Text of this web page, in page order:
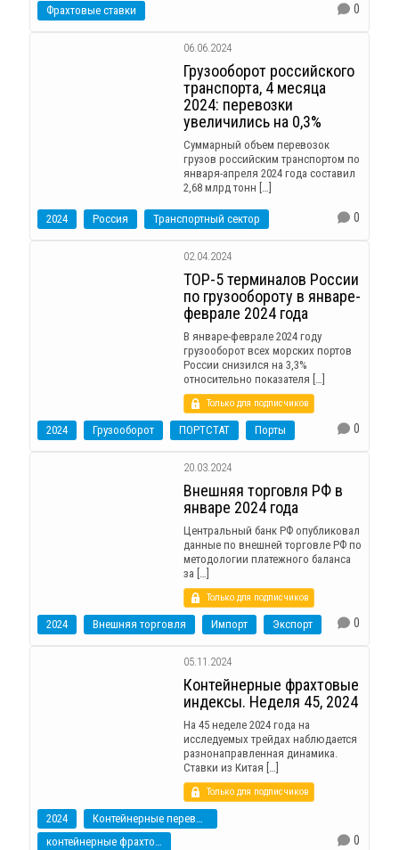
Фрахтовые ставки 0
06.06.2024
Грузооборот российского
транспорта, 4 месяца
2024: перевозки
увеличились на 0,3%
Суммарный объем перевозок
грузов российским транспортом по
января-апреля 2024 года составил
2,68 млрд тонн […]
2024 Россия Транспортный сектор 0
02.04.2024
ТOP-5 терминалов России
по грузообороту в январе-
феврале 2024 года
В январе-феврале 2024 году
грузооборот всех морских портов
России снизился на 3,3%
относительно показателя […]
Только для подписчиков
2024 Грузооборот ПОРТСТАТ Порты 0
20.03.2024
Внешняя торговля РФ в
январе 2024 года
Центральный банк РФ опубликовал
данные по внешней торговле РФ по
методологии платежного баланса
за […]
Только для подписчиков
2024 Внешняя торговля Импорт Экспорт 0
05.11.2024
Контейнерные фрахтовые
индексы. Неделя 45, 2024
На 45 неделе 2024 года на
исследуемых трейдах наблюдается
разнонаправленная динамика.
Ставки из Китая […]
Только для подписчиков
2024
Контейнерные перевозки
контейнерные фрахтовые индексы
0